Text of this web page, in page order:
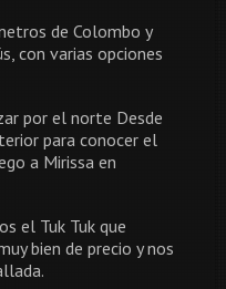
de Colombo y
con varias opciones
por el norte Desde
para conocer el
a Mirissa en
el Tuk Tuk que
bien de precio y nos